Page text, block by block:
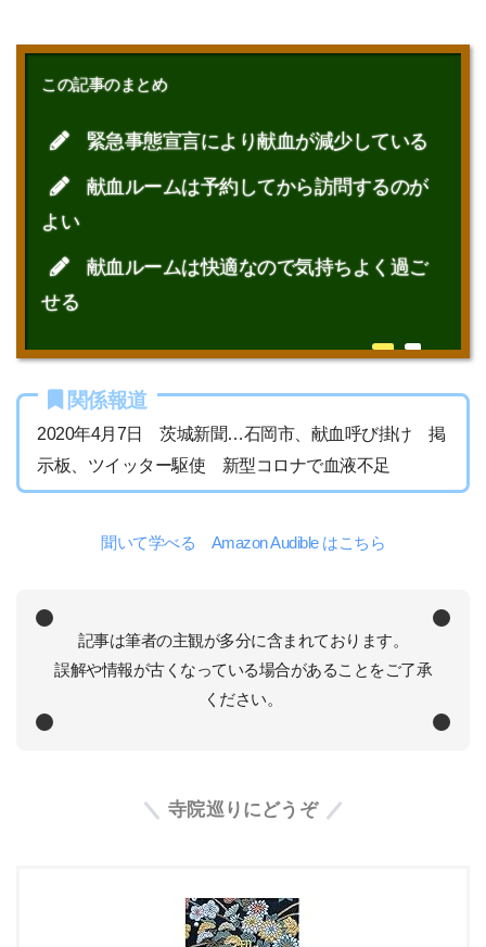
この記事のまとめ
緊急事態宣言により献血が減少している
献血ルームは予約してから訪問するのが
よい
献血ルームは快適なので気持ちよく過ご
せる
関係報道
2020年4月7日 茨城新聞…石岡市、献血呼び掛け 掲
示板、ツイッター駆使 新型コロナで血液不足
聞いて学べる Amazon Audible はこちら
記事は筆者の主観が多分に含まれております。
誤解や情報が古くなっている場合があることをご了承
ください。
寺院巡りにどうぞ